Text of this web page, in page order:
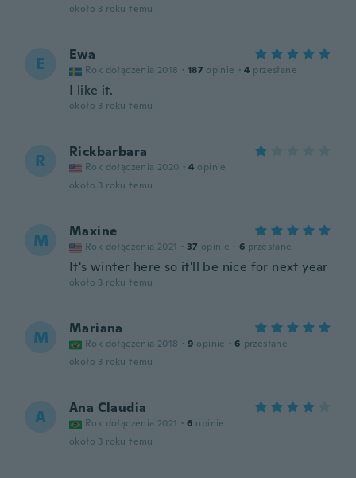
około 3 roku temu
E Ewa
Rok dołączenia 2018 · 187 opinie · 4 przesłane
I like it.
około 3 roku temu
R Rickbarbara
Rok dołączenia 2020 · 4 opinie
około 3 roku temu
M Maxine
Rok dołączenia 2021 · 37 opinie · 6 przesłane
It's winter here so it'll be nice for next year
około 3 roku temu
M Mariana
Rok dołączenia 2018 · 9 opinie · 6 przesłane
około 3 roku temu
A Ana Claudia
Rok dołączenia 2021 · 6 opinie
około 3 roku temu